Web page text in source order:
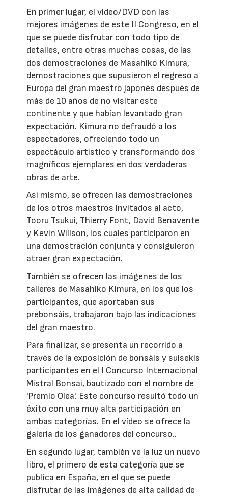
En primer lugar, el vídeo/DVD con las
mejores imágenes de este II Congreso, en el
que se puede disfrutar con todo tipo de
detalles, entre otras muchas cosas, de las
dos demostraciones de Masahiko Kimura,
demostraciones que supusieron el regreso a
Europa del gran maestro japonés después de
más de 10 años de no visitar este
continente y que habían levantado gran
expectación. Kimura no defraudó a los
espectadores, ofreciendo todo un
espectáculo artístico y transformando dos
magníficos ejemplares en dos verdaderas
obras de arte.
Así mismo, se ofrecen las demostraciones
de los otros maestros invitados al acto,
Tooru Tsukui, Thierry Font, David Benavente
y Kevin Willson, los cuales participaron en
una demostración conjunta y consiguieron
atraer gran expectación.
También se ofrecen las imágenes de los
talleres de Masahiko Kimura, en los que los
participantes, que aportaban sus
prebonsáis, trabajaron bajo las indicaciones
del gran maestro.
Para finalizar, se presenta un recorrido a
través de la exposición de bonsáis y suisekis
participantes en el I Concurso Internacional
Mistral Bonsai, bautizado con el nombre de
'Premio Olea'. Este concurso resultó todo un
éxito con una muy alta participación en
ambas categorías. En el vídeo se ofrece la
galería de los ganadores del concurso..
En segundo lugar, también ve la luz un nuevo
libro, el primero de esta categoría que se
publica en España, en el que se puede
disfrutar de las imágenes de alta calidad de